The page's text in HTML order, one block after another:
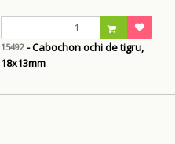
15492- Cabochon ochi de tigru,
18x13mm